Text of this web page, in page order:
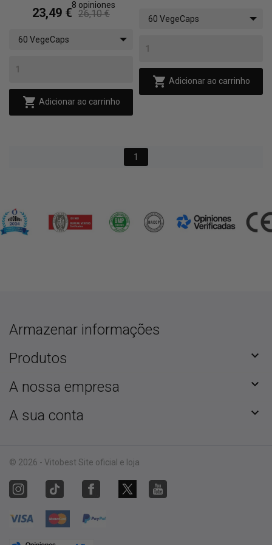
8 opiniones
23,49 € 26,10 €
60 VegeCaps
 Adicionar ao carrinho
60 VegeCaps
 Adicionar ao carrinho
1
Armazenar informações
Produtos

A nossa empresa 
A sua conta 
© 2026 - Vitobest Site oficial e loja